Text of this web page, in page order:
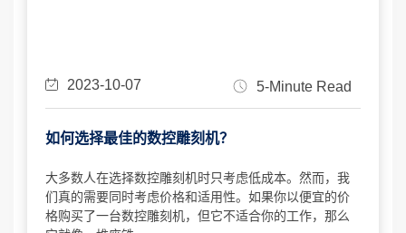
2023-10-07 5-Minute Read
如何选择最佳的数控雕刻机？
大多数人在选择数控雕刻机时只考虑低成本。然而，我
们真的需要同时考虑价格和适用性。如果你以便宜的价
格购买了一台数控雕刻机，但它不适合你的工作，那么